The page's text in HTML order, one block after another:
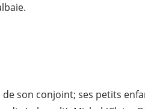
son conjoint; ses petits